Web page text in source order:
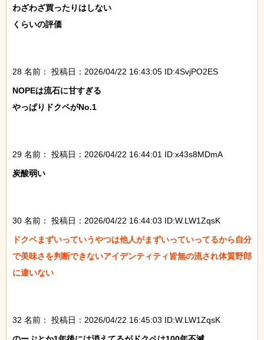
わざわざ買ったりはしない
くらいの評価
28 名前：
投稿日：2026/04/22 16:43:05 ID:4SvjPO2ES
NOPEは流石に甘すぎる
やっぱりドクペがNo.1
29 名前：
投稿日：2026/04/22 16:44:01 ID:x43s8MDmA
炭酸弱い
30 名前：
投稿日：2026/04/22 16:44:03 ID:W.LW1ZqsK
ドクペまずいっていうやつは他人がまずいっていってるから自分
で美味さを判断できないアイデンティティ皆無の流され体質野郎
に違いない
32 名前：
投稿日：2026/04/22 16:45:03 ID:W.LW1ZqsK